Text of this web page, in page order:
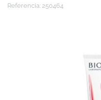
Referencia: 250464